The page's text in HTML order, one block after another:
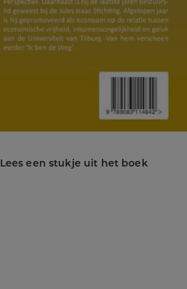
Lees een stukje uit het boek